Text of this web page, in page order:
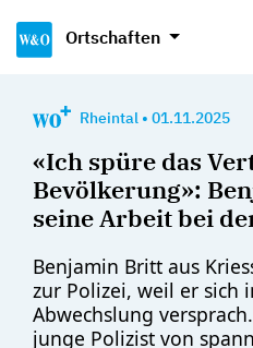
Ortschaften
Rheintal • 01.11.2025
«Ich spüre das
Bevölkerung»:
seine Arbeit bei
Benjamin Britt aus
zur Polizei, weil er sich
Abwechslung
junge Polizist von